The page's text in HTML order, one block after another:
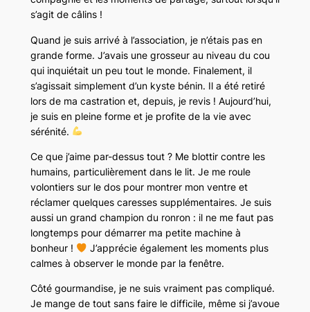
s’agit de câlins !
Quand je suis arrivé à l’association, je n’étais pas en
grande forme. J’avais une grosseur au niveau du cou
qui inquiétait un peu tout le monde. Finalement, il
s’agissait simplement d’un kyste bénin. Il a été retiré
lors de ma castration et, depuis, je revis ! Aujourd’hui,
je suis en pleine forme et je profite de la vie avec
sérénité.
Ce que j’aime par-dessus tout ? Me blottir contre les
humains, particulièrement dans le lit. Je me roule
volontiers sur le dos pour montrer mon ventre et
réclamer quelques caresses supplémentaires. Je suis
aussi un grand champion du ronron : il ne me faut pas
longtemps pour démarrer ma petite machine à
bonheur !
J’apprécie également les moments plus
calmes à observer le monde par la fenêtre.
Côté gourmandise, je ne suis vraiment pas compliqué.
Je mange de tout sans faire le difficile, même si j’avoue